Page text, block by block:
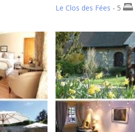
Le Clos des Fées - 5